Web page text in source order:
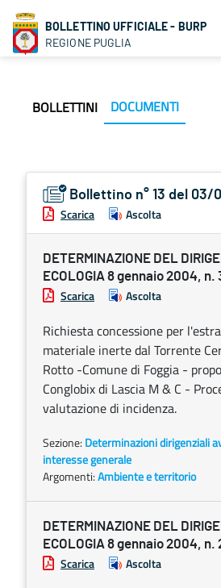
BOLLETTINO UFFICIALE - BURP
REGIONE PUGLIA
BOLLETTINI DOCUMENTI
Bollettino n° 13 del 03/
Scarica Ascolta
DETERMINAZIONE DEL
ECOLOGIA 8 gennaio 2004, n.
Scarica Ascolta
Richiesta concessione per
materiale inerte dal Torrente
Rotto -Comune di Foggia -
Conglobix di Lascia M & C -
valutazione di incidenza.
Sezione: Determinazioni dirigenziali
interesse generale
Argomenti:Ambiente e territorio
DETERMINAZIONE DEL
ECOLOGIA 8 gennaio 2004, n.
Scarica Ascolta